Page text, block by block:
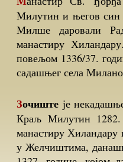
Милутин и његов син
Милше даровали
манастиру
повељом 1336/37.
садашњег села
Зочиште је
Краљ Милутин 1282.
манастиру Хиландару
у Желчиштима,